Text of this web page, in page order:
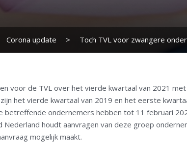
Corona update > Toch TVL voor zwangere
voor de TVL over het vierde kwartaal van 2021
het vierde kwartaal van 2019 en het eerste
betreffende ondernemers hebben tot 11 februari
houdt aanvragen van deze groep
mogelijk maakt.